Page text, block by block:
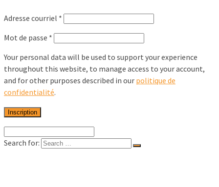
Adresse courriel *
Mot de passe *
Your personal data will be used to support your experience
throughout this website, to manage access to your account,
and for other purposes described in our politique de
confidentialité.
Inscription
Search for: